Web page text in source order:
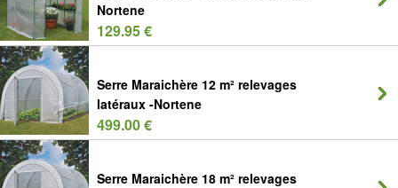
Nortene
129.95 €
Serre Maraichère 12 m² relevages
latéraux -Nortene
499.00 €
Serre Maraichère 18 m² relevages